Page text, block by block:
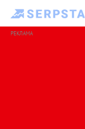
РЕКЛАМА